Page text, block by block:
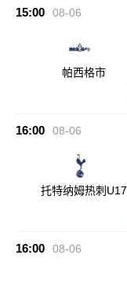
15:00 08-06
帕西格市
16:00 08-06
托特纳姆热刺U17
16:00 08-06